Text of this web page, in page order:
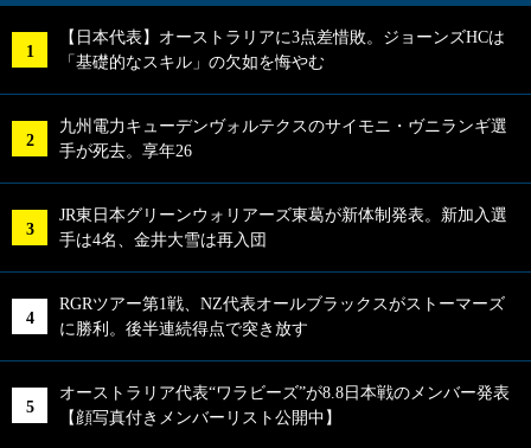
【日本代表】オーストラリアに3点差惜敗。ジョーンズHCは
「基礎的なスキル」の欠如を悔やむ
九州電力キューデンヴォルテクスのサイモニ・ヴニランギ選
手が死去。享年26
JR東日本グリーンウォリアーズ東葛が新体制発表。新加入選
手は4名、金井大雪は再入団
RGRツアー第1戦、NZ代表オールブラックスがストーマーズ
に勝利。後半連続得点で突き放す
オーストラリア代表“ワラビーズ”が8.8日本戦のメンバー発表
【顔写真付きメンバーリスト公開中】